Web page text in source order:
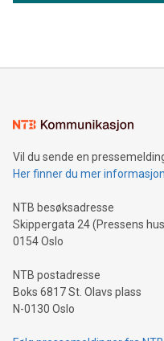
Vil du sende en
Her finner du mer
NTB besøksadresse
Skippergata 24 (Pressens
0154 Oslo
NTB postadresse
Boks 6817 St. Olavs plass
N-0130 Oslo